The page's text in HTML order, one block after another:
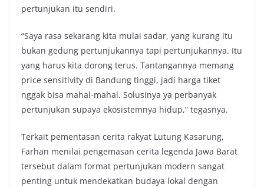
pertunjukan itu sendiri.
“Saya rasa sekarang kita mulai sadar, yang kurang itu
bukan gedung pertunjukannya tapi pertunjukannya. Itu
yang harus kita dorong terus. Tantangannya memang
price sensitivity di Bandung tinggi, jadi harga tiket
nggak bisa mahal-mahal. Solusinya ya perbanyak
pertunjukan supaya ekosistemnya hidup,” tegasnya.
Terkait pementasan cerita rakyat Lutung Kasarung,
Farhan menilai pengemasan cerita legenda Jawa Barat
tersebut dalam format pertunjukan modern sangat
penting untuk mendekatkan budaya lokal dengan